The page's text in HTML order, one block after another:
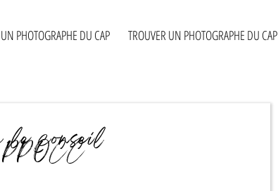
PHOTOGRAPHE DU CAP TROUVER UN PHOTOGRAPHE DU CAP
le conseil
PPOCC